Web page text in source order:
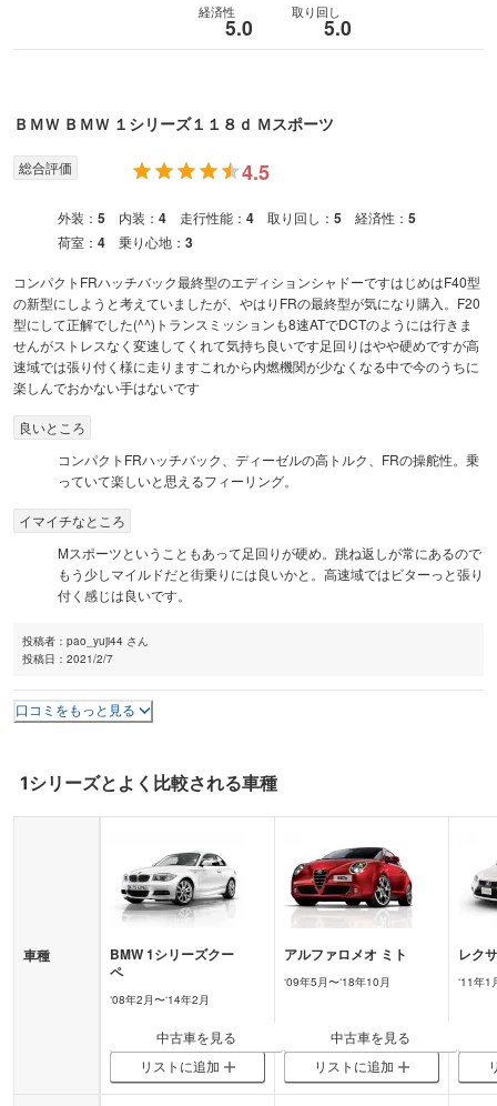
取り回し
5.0
経済性
5.0
ＢＭＷ ＢＭＷ １シリーズ１１８ｄ Ｍスポーツ
総合評価 4.5
外装： 5 内装： 4 走行性能： 4 取り回し： 5 経済性： 5
荷室： 4 乗り心地： 3
コンパクトFRハッチバック最終型のエディションシャドーですはじめはF40型
の新型にしようと考えていましたが、やはりFRの最終型が気になり購入。F20
型にして正解でした(^^)トランスミッションも8速ATでDCTのようには行きま
せんがストレスなく変速してくれて気持ち良いです足回りはやや硬めですが高
速域では張り付く様に走りますこれから内燃機関が少なくなる中で今のうちに
楽しんでおかない手はないです
良いところ
コンパクトFRハッチバック、ディーゼルの高トルク、FRの操舵性。乗
っていて楽しいと思えるフィーリング。
イマイチなところ
Mスポーツということもあって足回りが硬め。跳ね返しが常にあるので
もう少しマイルドだと街乗りには良いかと。高速域ではビターっと張り
付く感じは良いです。
投稿者： pao_yuji44 さん
投稿日： 2021/2/7
口コミをもっと見る
1シリーズとよく比較される車種
車種 BMW1シリーズクー
ペ
‘08年2月〜‘14年2月
アルファロメオ ミト
‘09年5月〜‘18年10月
レク
‘11年1
中古車を見る
リストに追加
中古車を見る
リストに追加